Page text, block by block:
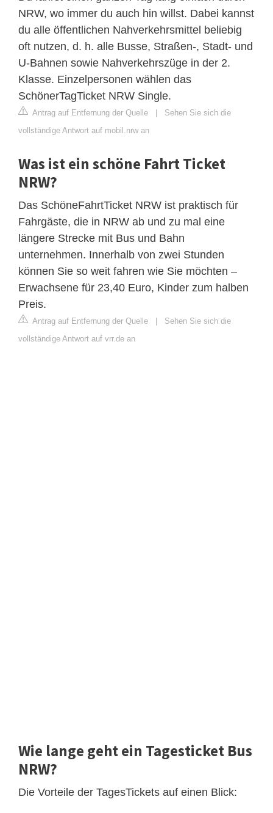
NRW, wo immer du auch hin willst. Dabei kannst
du alle öffentlichen Nahverkehrsmittel beliebig
oft nutzen, d. h. alle Busse, Straßen-​​, Stadt-​​ und
U-​​Bahnen sowie Nahverkehrszüge in der 2.
Klasse. Einzelpersonen wählen das
SchönerTagTicket NRW Single.
Antrag auf Entfernung der Quelle | Sehen Sie sich die
vollständige Antwort auf mobil.nrw an
Was ist ein schöne Fahrt Ticket
NRW?
Das SchöneFahrtTicket NRW ist praktisch für
Fahrgäste, die in NRW ab und zu mal eine
längere Strecke mit Bus und Bahn
unternehmen. Innerhalb von zwei Stunden
können Sie so weit fahren wie Sie möchten –
Erwachsene für 23,40 Euro, Kinder zum halben
Preis.
Antrag auf Entfernung der Quelle | Sehen Sie sich die
vollständige Antwort auf vrr.de an
Wie lange geht ein Tagesticket Bus
NRW?
Die Vorteile der TagesTickets auf einen Blick: